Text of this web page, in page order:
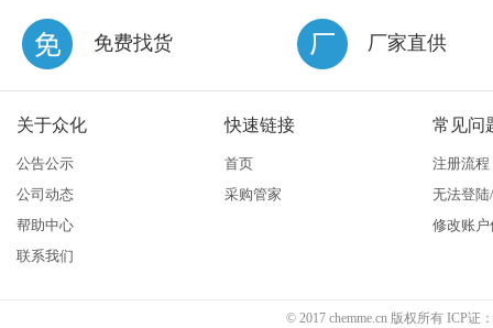
免费找货 厂家直供
关于众化
公告公示
公司动态
帮助中心
联系我们
快速链接
首页
采购管家
常见问
注册流程
无法登
修改账户
© 2017 chemme.cn 版权所有 ICP证：